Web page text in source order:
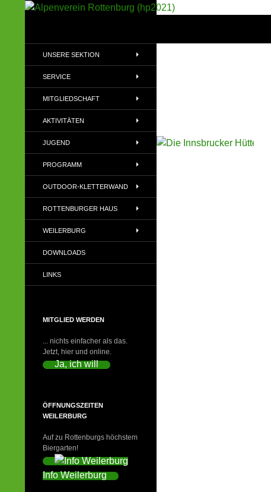
(DAV)
UNSERE SEKTION
SERVICE
MITGLIEDSCHAFT
AKTIVITÄTEN
JUGEND
PROGRAMM
OUTDOOR-KLETTERWAND
ROTTENBURGER HAUS
WEILERBURG
DOWNLOADS
LINKS
MITGLIED WERDEN
... nichts einfacher als das.
Jetzt, hier und online.
Ja, ich will
ÖFFNUNGSZEITEN
WEILERBURG
Auf zu Rottenburgs höchstem
Biergarten!
Info Weilerburg